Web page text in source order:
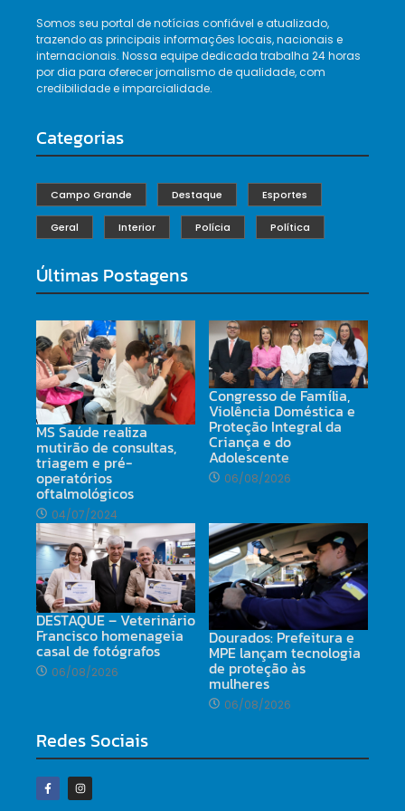
Somos seu portal de notícias confiável e atualizado,
trazendo as principais informações locais, nacionais e
internacionais. Nossa equipe dedicada trabalha 24 horas
por dia para oferecer jornalismo de qualidade, com
credibilidade e imparcialidade.
Categorias
Campo Grande Destaque Esportes
Geral Interior Polícia Política
Últimas Postagens
MS Saúde realiza
mutirão de consultas,
triagem e pré-
operatórios
oftalmológicos
04/07/2024
Congresso de Família,
Violência Doméstica e
Proteção Integral da
Criança e do
Adolescente
06/08/2026
DESTAQUE – Veterinário
Francisco homenageia
casal de fotógrafos
06/08/2026
Dourados: Prefeitura e
MPE lançam tecnologia
de proteção às
mulheres
06/08/2026
Redes Sociais